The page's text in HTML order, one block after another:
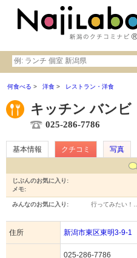
何食べる 洋食 レストラン・洋食
キッチン バンビ
025-286-7786
基本情報 クチコミ
写真
じぶんのお気に入り:
メモ:
みんなのお気に入り: 行ってみたい！…
住所 新潟市東区東明3-9-1
025-286-7786